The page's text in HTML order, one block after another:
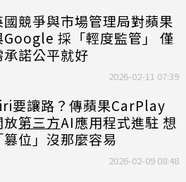
國競爭與市場管理局對蘋果
Google 採「輕度監管」 僅
承諾公平就好
2026-02-11 07:39
要讓路？傳蘋果CarPlay
放第三方AI應用程式進駐 想
篡位」沒那麼容易
2026-02-09 08:48